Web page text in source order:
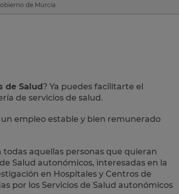
de Murcia
de Salud? Ya puedes facilitarte el
de servicios de salud.
empleo estable y bien remunerado
aquellas personas que quieran
Salud autonómicos, interesadas en la
en Hospitales y Centros de
por los Servicios de Salud autonómicos